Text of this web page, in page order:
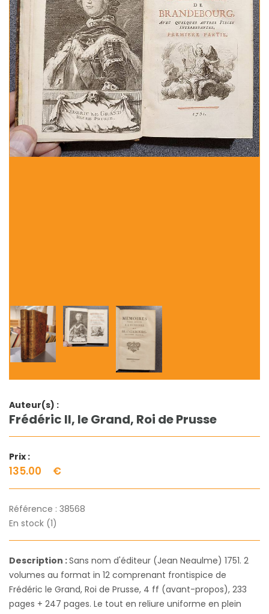
Auteur(s) :
Frédéric II, le Grand, Roi de Prusse
Prix :
135.00 €
Référence : 38568
En stock (1)
Description :Sans nom d'éditeur (Jean Neaulme) 1751. 2
volumes au format in 12 comprenant frontispice de
Frédéric le Grand, Roi de Prusse, 4 ff (avant-propos), 233
pages + 247 pages. Le tout en reliure uniforme en plein